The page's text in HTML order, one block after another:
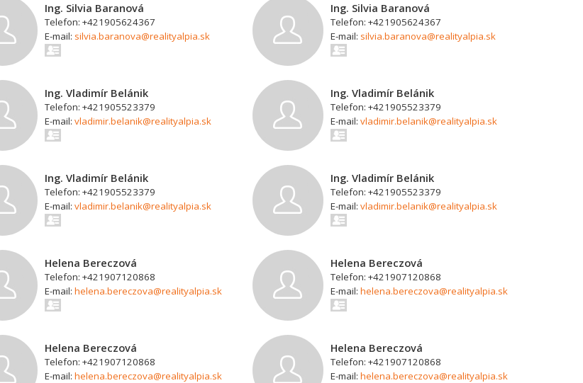
Ing. Silvia Baranová
Telefon: +421905624367
E-mail: silvia.baranova@realityalpia.sk
Ing. Silvia Baranová
Telefon: +421905624367
E-mail: silvia.baranova@realityalpia.sk
Ing. Vladimír Belánik
Telefon: +421905523379
E-mail:vladimir.belanik@realityalpia.sk
Ing. Vladimír Belánik
Telefon: +421905523379
E-mail:vladimir.belanik@realityalpia.sk
Ing. Vladimír Belánik
Telefon: +421905523379
E-mail:vladimir.belanik@realityalpia.sk
Ing. Vladimír Belánik
Telefon: +421905523379
E-mail:vladimir.belanik@realityalpia.sk
Helena Bereczová
Telefon: +421907120868
E-mail:helena.bereczova@realityalpia.sk
Helena Bereczová
Telefon: +421907120868
E-mail:helena.bereczova@realityalpia.sk
Helena Bereczová
Telefon: +421907120868
E-mail:helena.bereczova@realityalpia.sk
Helena Bereczová
Telefon: +421907120868
E-mail:helena.bereczova@realityalpia.sk